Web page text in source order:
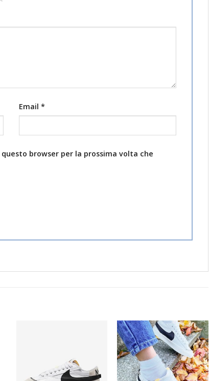
Email *
browser per la prossima volta che